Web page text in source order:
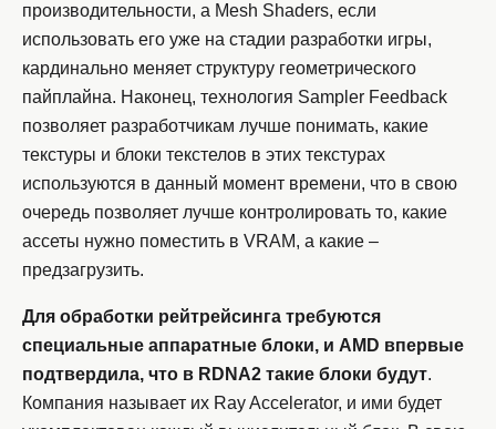
производительности, а Mesh Shaders, если
использовать его уже на стадии разработки игры,
кардинально меняет структуру геометрического
пайплайна. Наконец, технология Sampler Feedback
позволяет разработчикам лучше понимать, какие
текстуры и блоки текстелов в этих текстурах
используются в данный момент времени, что в свою
очередь позволяет лучше контролировать то, какие
ассеты нужно поместить в VRAM, а какие –
предзагрузить.
Для обработки рейтрейсинга требуются
специальные аппаратные блоки, и AMD впервые
подтвердила, что в RDNA2 такие блоки будут.
Компания называет их Ray Accelerator, и ими будет